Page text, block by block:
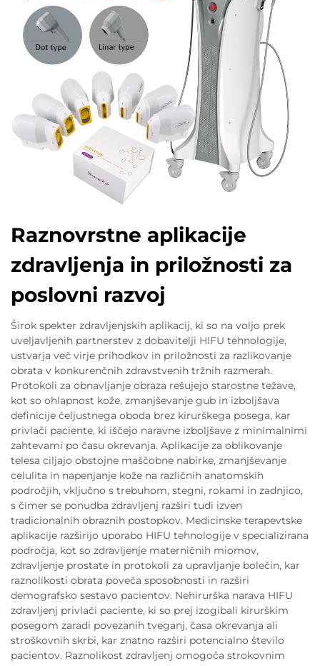
Raznovrstne aplikacije
zdravljenja in priložnosti za
poslovni razvoj
Širok spekter zdravljenjskih aplikacij, ki so na voljo prek
uveljavljenih partnerstev z dobavitelji HIFU tehnologije,
ustvarja več virje prihodkov in priložnosti za razlikovanje
obrata v konkurenčnih zdravstvenih tržnih razmerah.
Protokoli za obnavljanje obraza rešujejo starostne težave,
kot so ohlapnost kože, zmanjševanje gub in izboljšava
definicije čeljustnega oboda brez kirurškega posega, kar
privlači paciente, ki iščejo naravne izboljšave z minimalnimi
zahtevami po času okrevanja. Aplikacije za oblikovanje
telesa ciljajo obstojne maščobne nabirke, zmanjševanje
celulita in napenjanje kože na različnih anatomskih
področjih, vključno s trebuhom, stegni, rokami in zadnjico,
s čimer se ponudba zdravljenj razširi tudi izven
tradicionalnih obraznih postopkov. Medicinske terapevtske
aplikacije razširijo uporabo HIFU tehnologije v specializirana
področja, kot so zdravljenje materničnih miomov,
zdravljenje prostate in protokoli za upravljanje bolečin, kar
raznolikosti obrata poveča sposobnosti in razširi
demografsko sestavo pacientov. Nehirurška narava HIFU
zdravljenj privlači paciente, ki so prej izogibali kirurškim
posegom zaradi povezanih tveganj, časa okrevanja ali
stroškovnih skrbi, kar znatno razširi potencialno število
pacientov. Raznolikost zdravljenj omogoča strokovnim